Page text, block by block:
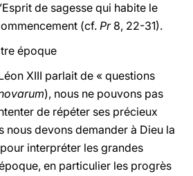
de sagesse qui habite le
(cf. Pr8, 22-31).
époque
XIII parlait de « questions
), nous ne pouvons pas
de répéter ses précieux
nous devons demander à Dieu la
interpréter les grandes
en particulier les progrès